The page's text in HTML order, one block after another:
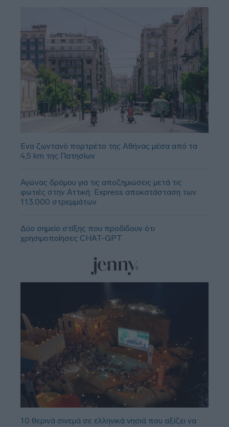
Ένα ζωντανό πορτρέτο της Αθήνας μέσα από τα
4,5 km της Πατησίων
Αγώνας δρόμου για τις αποζημιώσεις μετά τις
φωτιές στην Αττική: Express αποκατάσταση των
113.000 στρεμμάτων
Δύο σημείο στίξης που προδίδουν ότι
χρησιμοποίησες CHAT-GPT
10 θερινά σινεμά σε ελληνικά νησιά που αξίζει να